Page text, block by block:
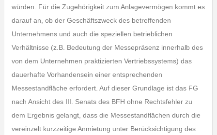
würden. Für die Zugehörigkeit zum Anlagevermögen kommt es
darauf an, ob der Geschäftszweck des betreffenden
Unternehmens und auch die speziellen betrieblichen
Verhältnisse (z.B. Bedeutung der Messepräsenz innerhalb des
von dem Unternehmen praktizierten Vertriebssystems) das
dauerhafte Vorhandensein einer entsprechenden
Messestandfläche erfordert. Auf dieser Grundlage ist das FG
nach Ansicht des III. Senats des BFH ohne Rechtsfehler zu
dem Ergebnis gelangt, dass die Messestandflächen durch die
vereinzelt kurzzeitige Anmietung unter Berücksichtigung des